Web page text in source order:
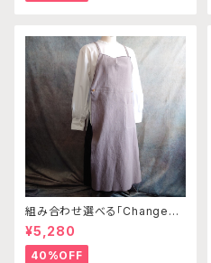
組み合わせ選べる「Changena
bleエプロン」本体ライトベージ
ュ×ブラウン※前部分合わせて1
つのエプロンになります
¥5,280
40%OFF